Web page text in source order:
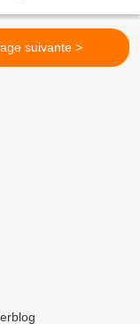
suivante >